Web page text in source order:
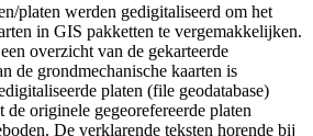
platen werden gedigitaliseerd om het
in GIS pakketten te vergemakkelijken.
overzicht van de gekarteerde
de grondmechanische kaarten is
platen (file geodatabase)
de originele gegeorefereerde platen
De verklarende teksten horende bij